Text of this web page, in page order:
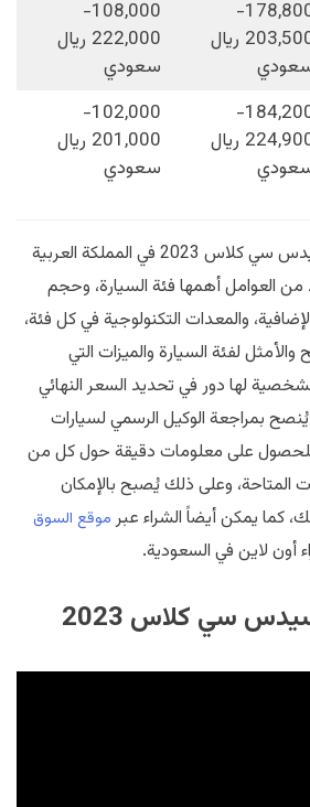
178,800-
203,500 ريال
108,000-
222,000 ريال
سعودي
184,200-
224,900 ريال
102,000-
201,000 ريال
سعودي
يتفاوت سعر سيارة مرسيدس سي كلاس 2023 في المملكة العربية
من العوامل أهمها فئة السيارة، وحجم
والمعدات التكنولوجية في كل فئة،
لفئة السيارة والميزات التي
لها دور في تحديد السعر النهائي
بمراجعة الوكيل الرسمي لسيارات
على معلومات دقيقة حول كل من
المتاحة، وعلى ذلك يُصبح بالإمكان
كما يمكن أيضاً الشراء عبرموقع السوق
أون لاين في السعودية.
سي كلاس 2023